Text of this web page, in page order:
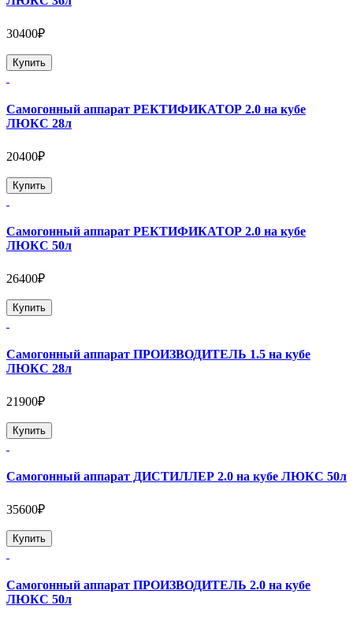
30400₽
Купить
Самогонный аппарат РЕКТИФИКАТОР 2.0 на кубе
ЛЮКС 28л
20400₽
Купить
Самогонный аппарат РЕКТИФИКАТОР 2.0 на кубе
ЛЮКС 50л
26400₽
Купить
Самогонный аппарат ПРОИЗВОДИТЕЛЬ 1.5 на кубе
ЛЮКС 28л
21900₽
Купить
Самогонный аппарат ДИСТИЛЛЕР 2.0 на кубе ЛЮКС 50л
35600₽
Купить
Самогонный аппарат ПРОИЗВОДИТЕЛЬ 2.0 на кубе
ЛЮКС 50л